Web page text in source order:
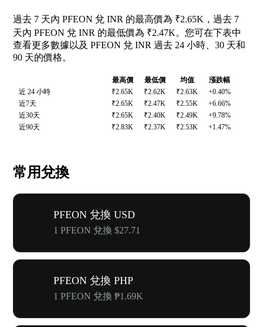
過去 7 天內 PFEON 兌 INR 的最高價為 ₹2.65K，過去 7
天內 PFEON 兌 INR 的最低價為 ₹2.47K。您可在下表中
查看更多數據以及 PFEON 兌 INR 過去 24 小時、30 天和
90 天的價格。
最高價 最低價 均值
漲跌幅
近 24 小時
₹2.65K ₹2.62K ₹2.63K
+0.40%
近7天
₹2.65K ₹2.47K ₹2.55K
+6.66%
近30天
₹2.65K ₹2.40K ₹2.49K
+9.78%
近90天
₹2.83K ₹2.37K ₹2.53K +1.47%
常用兌換
PFEON 兌換 USD
1 PFEON 兌換 $27.71
PFEON 兌換 PHP
1 PFEON 兌換 ₱1.69K